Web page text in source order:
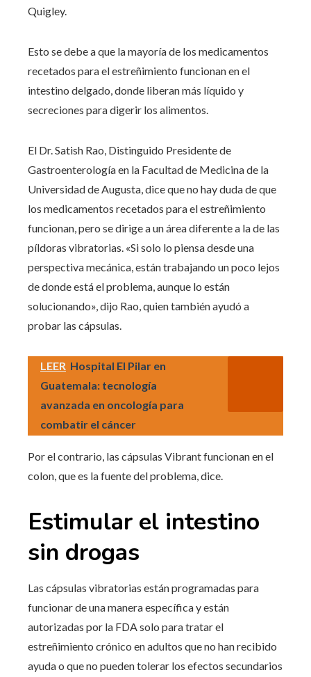
Quigley.
Esto se debe a que la mayoría de los medicamentos
recetados para el estreñimiento funcionan en el
intestino delgado, donde liberan más líquido y
secreciones para digerir los alimentos.
El Dr. Satish Rao, Distinguido Presidente de
Gastroenterología en la Facultad de Medicina de la
Universidad de Augusta, dice que no hay duda de que
los medicamentos recetados para el estreñimiento
funcionan, pero se dirige a un área diferente a la de las
píldoras vibratorias. «Si solo lo piensa desde una
perspectiva mecánica, están trabajando un poco lejos
de donde está el problema, aunque lo están
solucionando», dijo Rao, quien también ayudó a
probar las cápsulas.
LEER Hospital El Pilar en
Guatemala: tecnología
avanzada en oncología para
combatir el cáncer
Por el contrario, las cápsulas Vibrant funcionan en el
colon, que es la fuente del problema, dice.
Estimular el intestino
sin drogas
Las cápsulas vibratorias están programadas para
funcionar de una manera específica y están
autorizadas por la FDA solo para tratar el
estreñimiento crónico en adultos que no han recibido
ayuda o que no pueden tolerar los efectos secundarios